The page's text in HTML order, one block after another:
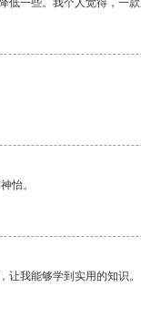
低一些。我个人觉得，一
怡。
让我能够学到实用的知识。